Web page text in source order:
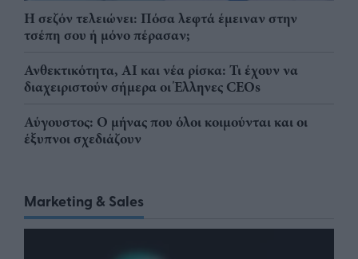
Η σεζόν τελειώνει: Πόσα λεφτά έμειναν στην
τσέπη σου ή μόνο πέρασαν;
Ανθεκτικότητα, AI και νέα ρίσκα: Τι έχουν να
διαχειριστούν σήμερα οι Έλληνες CEOs
Αύγουστος: Ο μήνας που όλοι κοιμούνται και οι
έξυπνοι σχεδιάζουν
Marketing & Sales